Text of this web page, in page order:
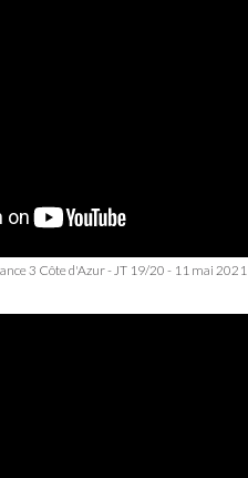
3 Côte d'Azur - JT 19/20 - 11 mai 2021